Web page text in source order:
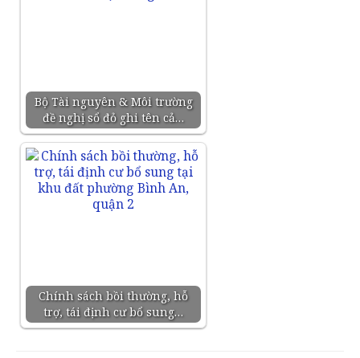
Bộ Tài nguyên & Môi trường
đề nghị sổ đỏ ghi tên cả…
Chính sách bồi thường, hỗ
trợ, tái định cư bổ sung…